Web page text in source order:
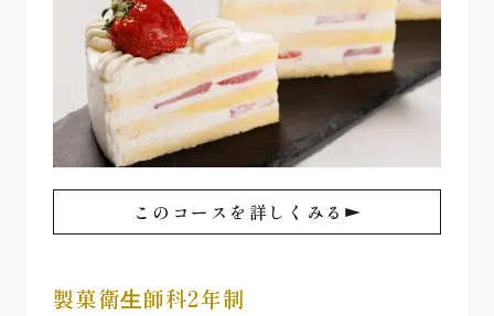
このコースを詳しくみる
製菓衛⽣師科2年制